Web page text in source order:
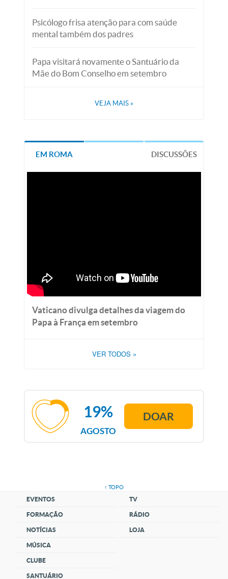
Psicólogo frisa atenção para com saúde
mental também dos padres
Papa visitará novamente o Santuário da
Mãe do Bom Conselho em setembro
VEJA MAIS »
EM ROMA DISCUSSÕES
Vaticano divulga detalhes da viagem do
Papa à França em setembro
VER TODOS »
AGOSTO
19% DOAR
↑ TOPO
EVENTOS
FORMAÇÃO
NOTÍCIAS
MÚSICA
CLUBE
SANTUÁRIO
TV
RÁDIO
LOJA